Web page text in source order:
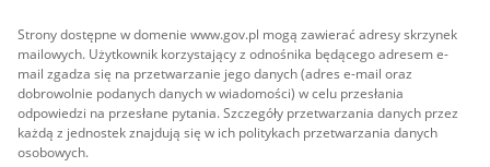
Strony dostępne w domenie www.gov.pl mogą zawierać adresy skrzynek
mailowych. Użytkownik korzystający z odnośnika będącego adresem e-
mail zgadza się na przetwarzanie jego danych (adres e-mail oraz
dobrowolnie podanych danych w wiadomości) w celu przesłania
odpowiedzi na przesłane pytania. Szczegóły przetwarzania danych przez
każdą z jednostek znajdują się w ich politykach przetwarzania danych
osobowych.